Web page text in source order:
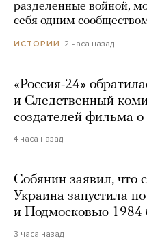
разделенные войной,
себя одним
ИСТОРИИ 2 часа назад
«Россия-24»
и Следственный
создателей фильма о
4 часа назад
Собянин заявил, что
Украина запустила
и Подмосковью 1984
3 часа назад